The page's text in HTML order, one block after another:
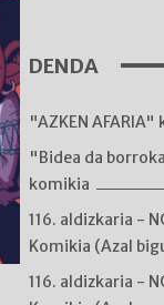
DENDA
"AZKEN AFARIA"
"Bidea da
komikia
116. aldizkaria -
Komikia (Azal
116. aldizkaria -